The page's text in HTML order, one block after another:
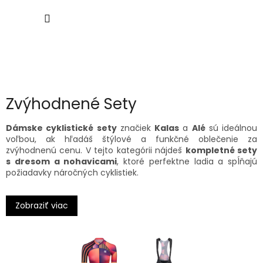
Zvýhodnené Sety
Dámske cyklistické setyznačiek Kalas a Alésú ideálnou
voľbou, ak hľadáš štýlové a funkčné oblečenie za
zvýhodnenú cenu. V tejto kategórii nájdeš kompletné sety
s dresom a nohavicami, ktoré perfektne ladia a spĺňajú
požiadavky náročných cyklistiek.
Sety obsahujúdámske krátke dresy
výjazdy aj intenzívne tréningy, ako aj
vhodné do chladnejšieho počasia. V kombinácii s
riešenie pre komfort a výkon počas celej sezóny.
Zobraziť viac